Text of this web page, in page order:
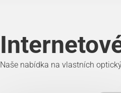
Naše nabídka na vlastních